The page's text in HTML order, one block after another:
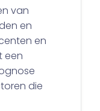
van
en
en
een
die